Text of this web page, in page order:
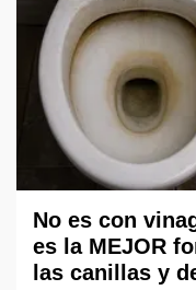
No es con
es la MEJOR
las canillas y